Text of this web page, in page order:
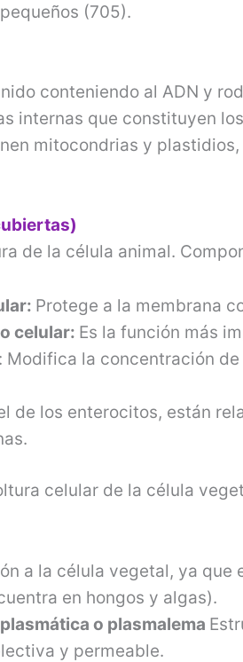
(705).
conteniendo al ADN y
internas que constituyen
mitocondrias y
de la célula animal.
Protege a la membra­na
celular: Es la función más
Modifica la concentra­ción
de los enterocitos, están
celular de la célula
a la célula vegetal, ya
en hongos y algas).
o plasmalema
y permeable.